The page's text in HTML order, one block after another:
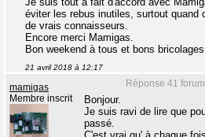
éviter les rebus inutiles, surtout quand
de vrais connaisseurs.
Encore merci Mamigas.
Bon weekend à tous et bons
21 avril 2018 à 12:17
Réponse 41
mamigas
Membre inscrit
Bonjour.
Je suis ravi de lire que
passé.